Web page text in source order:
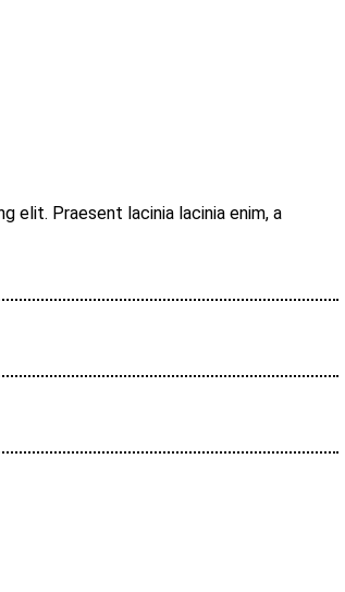
elit. Praesent lacinia lacinia enim, a